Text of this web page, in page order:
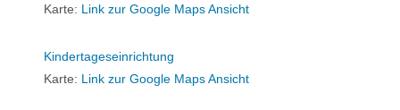
Karte: Link zur Google Maps Ansicht
Kindertageseinrichtung
Karte: Link zur Google Maps Ansicht